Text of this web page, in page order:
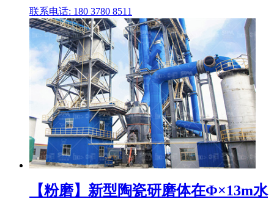
联系电话: 180 3780 8511
【粉磨】新型陶瓷研磨体在Φ×13m水